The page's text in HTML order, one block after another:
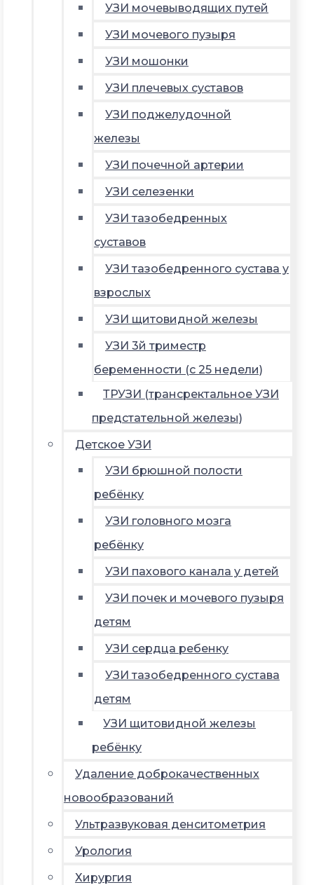
УЗИ мочевыводящих путей
УЗИ мочевого пузыря
УЗИ мошонки
УЗИ плечевых суставов
УЗИ поджелудочной
железы
УЗИ почечной артерии
УЗИ селезенки
УЗИ тазобедренных
суставов
УЗИ тазобедренного сустава у
взрослых
УЗИ щитовидной железы
УЗИ 3й триместр
беременности (с 25 недели)
ТРУЗИ (трансректальное УЗИ
предстательной железы)
Детское УЗИ
УЗИ брюшной полости
ребёнку
УЗИ головного мозга
ребёнку
УЗИ пахового канала у детей
УЗИ почек и мочевого пузыря
детям
УЗИ сердца ребенку
УЗИ тазобедренного сустава
детям
УЗИ щитовидной железы
ребёнку
Удаление доброкачественных
новообразований
Ультразвуковая денситометрия
Урология
Хирургия